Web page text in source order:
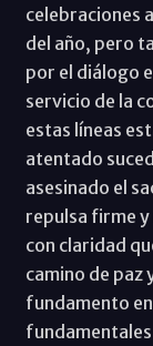
celebraciones
del año, pero
por el diálogo
servicio de la
estas líneas
atentado
asesinado el
repulsa firme
con claridad
camino de paz
fundamento